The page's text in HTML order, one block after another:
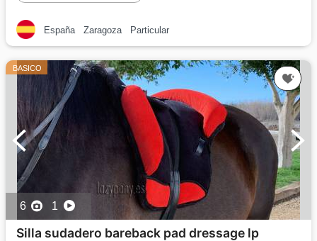
España Zaragoza Particular
BASICO
6 1
Silla sudadero bareback pad dressage lp